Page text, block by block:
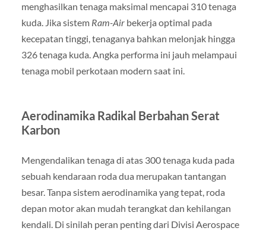
menghasilkan tenaga maksimal mencapai 310 tenaga
kuda. Jika sistem Ram-Airbekerja optimal pada
kecepatan tinggi, tenaganya bahkan melonjak hingga
326 tenaga kuda. Angka performa ini jauh melampaui
tenaga mobil perkotaan modern saat ini.
Aerodinamika Radikal Berbahan Serat
Karbon
Mengendalikan tenaga di atas 300 tenaga kuda pada
sebuah kendaraan roda dua merupakan tantangan
besar. Tanpa sistem aerodinamika yang tepat, roda
depan motor akan mudah terangkat dan kehilangan
kendali. Di sinilah peran penting dari Divisi Aerospace